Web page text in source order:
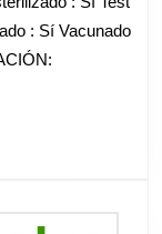
: Sí Vacunado